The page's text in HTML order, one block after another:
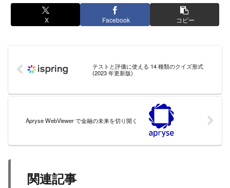
X Facebook コピー
テストと評価に使える 14 種類のクイズ形式
(2023 年更新版)
Apryse WebViewer で金融の未来を切り開く
関連記事